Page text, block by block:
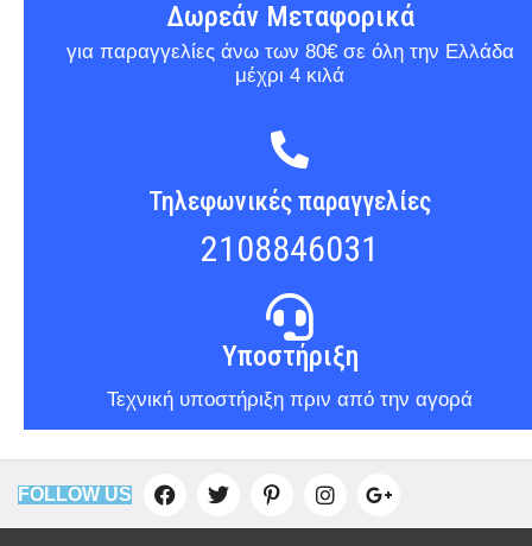
Δωρεάν Μεταφορικά
για παραγγελίες άνω των 80€ σε όλη την Ελλάδα
μέχρι 4 κιλά
Τηλεφωνικές παραγγελίες
2108846031
Υποστήριξη
Τεχνική υποστήριξη πριν από την αγορά
FOLLOW US